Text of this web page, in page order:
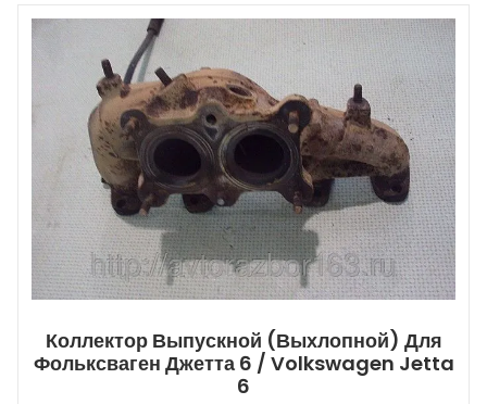
Коллектор Выпускной (выхлопной) Для
Фольксваген Джетта 6 / Volkswagen Jetta
6